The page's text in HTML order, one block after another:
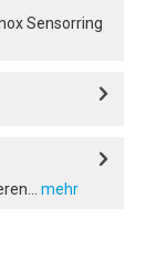
Sensorring
mehr